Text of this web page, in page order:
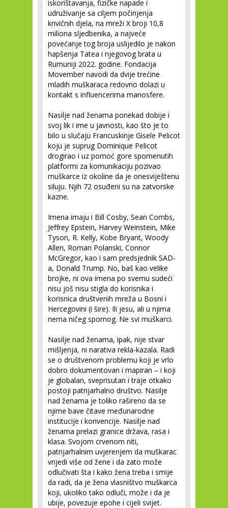
iskorištavanja, fizičke napade i
udruživanje sa ciljem počinjenja
krivičnih djela, na mreži X broji 10,8
miliona sljedbenika, a najveće
povećanje tog broja uslijedilo je nakon
hapšenja Tatea i njegovog brata u
Rumuniji 2022. godine. Fondacija
Movember navodi da dvije trećine
mladih muškaraca redovno dolazi u
kontakt s influencerima manosfere.
Nasilje nad ženama ponekad dobije i
svoj lik i ime u javnosti, kao što je to
bilo u slučaju Francuskinje Gisele Pelicot
koju je suprug Dominique Pelicot
drogirao i uz pomoć gore spomenutih
platformi za komunikaciju pozivao
muškarce iz okoline da je onesviještenu
siluju. Njih 72 osuđeni su na zatvorske
kazne.
Imena imaju i Bill Cosby, Sean Combs,
Jeffrey Epstein, Harvey Weinstein, Mike
Tyson, R. Kelly, Kobe Bryant, Woody
Allen, Roman Polanski, Connor
McGregor, kao i sam predsjednik SAD-
a, Donald Trump. No, baš kao velike
brojke, ni ova imena po svemu sudeći
nisu još nisu stigla do korisnika i
korisnica društvenih mreža u Bosni i
Hercegovini (i šire). Ili jesu, ali u njima
nema ničeg spornog. Ne svi muškarci.
Nasilje nad ženama, ipak, nije stvar
mišljenja, ni narativa rekla-kazala. Radi
se o društvenom problemu koji je vrlo
dobro dokumentovan i mapiran – i koji
je globalan, sveprisutan i traje otkako
postoji patrijarhalno društvo. Nasilje
nad ženama je toliko rašireno da se
njime bave čitave međunarodne
institucije i konvencije. Nasilje nad
ženama prelazi granice država, rasa i
klasa. Svojom crvenom niti,
patrijarhalnim uvjerenjem da muškarac
vrijedi više od žene i da zato može
odlučivati šta i kako žena treba i smije
da radi, da je žena vlasništvo muškarca
koji, ukoliko tako odluči, može i da je
ubije, povezuje epohe i cijeli svijet.